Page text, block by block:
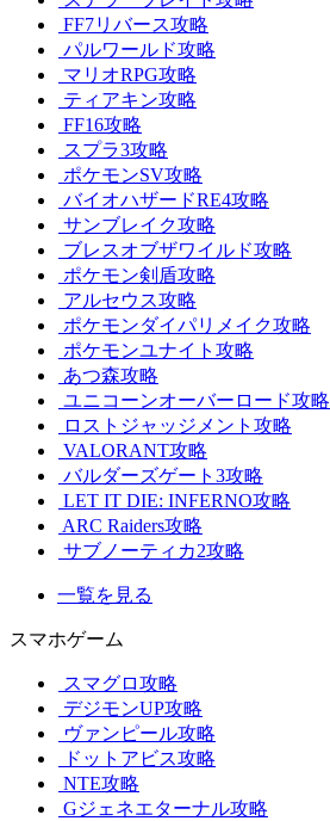
FF7リバース攻略
パルワールド攻略
マリオRPG攻略
ティアキン攻略
FF16攻略
スプラ3攻略
ポケモンSV攻略
バイオハザードRE4攻略
サンブレイク攻略
ブレスオブザワイルド攻略
ポケモン剣盾攻略
アルセウス攻略
ポケモンダイパリメイク攻略
ポケモンユナイト攻略
あつ森攻略
ユニコーンオーバーロード攻略
ロストジャッジメント攻略
VALORANT攻略
バルダーズゲート3攻略
LET IT DIE: INFERNO攻略
ARC Raiders攻略
サブノーティカ2攻略
一覧を見る
スマホゲーム
スマグロ攻略
デジモンUP攻略
ヴァンピール攻略
ドットアビス攻略
NTE攻略
Gジェネエターナル攻略